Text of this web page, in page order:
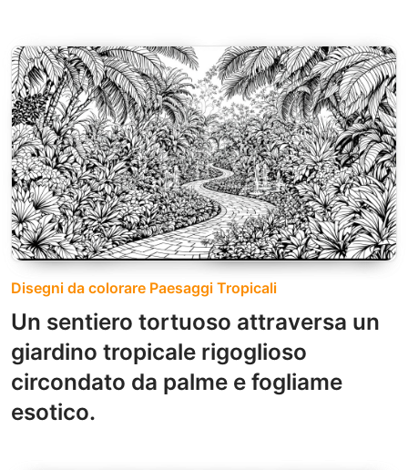
Disegni da colorare Paesaggi Tropicali
Un sentiero tortuoso attraversa un
giardino tropicale rigoglioso
circondato da palme e fogliame
esotico.